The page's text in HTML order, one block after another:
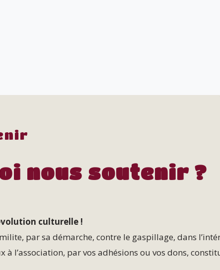
nous soutenir ?
culturelle !
par sa démarche, contre le gaspillage, dans
à l’association, par vos adhésions ou vos dons,